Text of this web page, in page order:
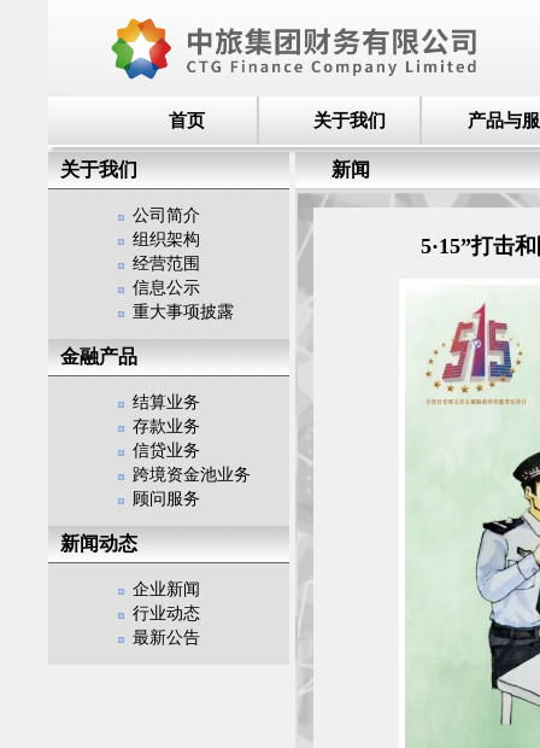
首页 关于我们 产品与
关于我们
公司简介
组织架构
经营范围
信息公示
重大事项披露
金融产品
结算业务
存款业务
信贷业务
跨境资金池业务
顾问服务
新闻动态
企业新闻
行业动态
最新公告
新闻
5·15”打击